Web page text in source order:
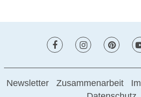
Newsletter Zusammenarbeit